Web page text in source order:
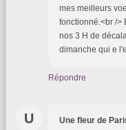
mes meilleurs
fonctionné.<br />
nos 3 H de
dimanche qui e
Répondre
U Une fleur de